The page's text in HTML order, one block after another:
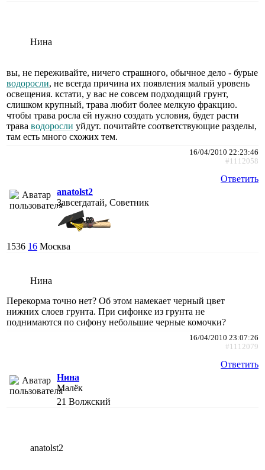
Нина
вы, не переживайте, ничего страшного, обычное дело - бурые
водоросли, не всегда причина их появления малый уровень
освещения. кстати, у вас не совсем подходящий грунт,
слишком крупный, трава любит более мелкую фракцию.
чтобы трава росла ей нужно создать условия, будет расти
трава водоросли уйдут. почитайте соответствующие разделы,
там есть много схожих тем.
16/04/2010 22:23:46
#1112058
Ответить
anatolst2
Завсегдатай, Советник
1536 16 Москва
Нина
Перекорма точно нет? Об этом намекает черный цвет
нижних слоев грунта. При сифонке из грунта не
поднимаются по сифону небольшие черные комочки?
16/04/2010 23:07:26
#1112079
Ответить
Нина
Малёк
21 Волжский
anatolst2